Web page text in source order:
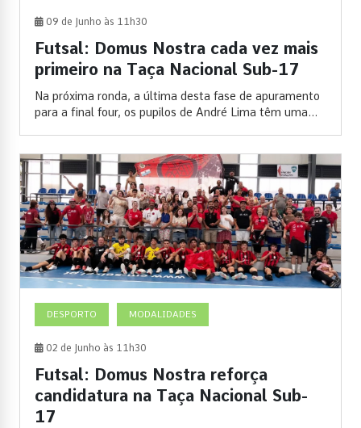
09 de Junho às 11h30
Futsal: Domus Nostra cada vez mais
primeiro na Taça Nacional Sub-17
Na próxima ronda, a última desta fase de apuramento
para a final four, os pupilos de André Lima têm uma...
DESPORTO MODALIDADES
02 de Junho às 11h30
Futsal: Domus Nostra reforça
candidatura na Taça Nacional Sub-
17